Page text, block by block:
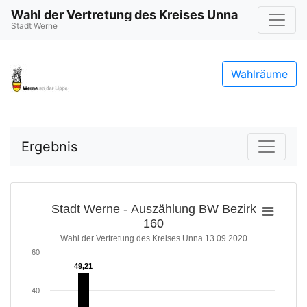
Wahl der Vertretung des Kreises Unna
Stadt Werne
Wahlräume
Ergebnis
Stadt Werne - Auszählung BW Bezirk
160
Wahl der Vertretung des Kreises Unna 13.09.2020
49,21
49,21
40
60